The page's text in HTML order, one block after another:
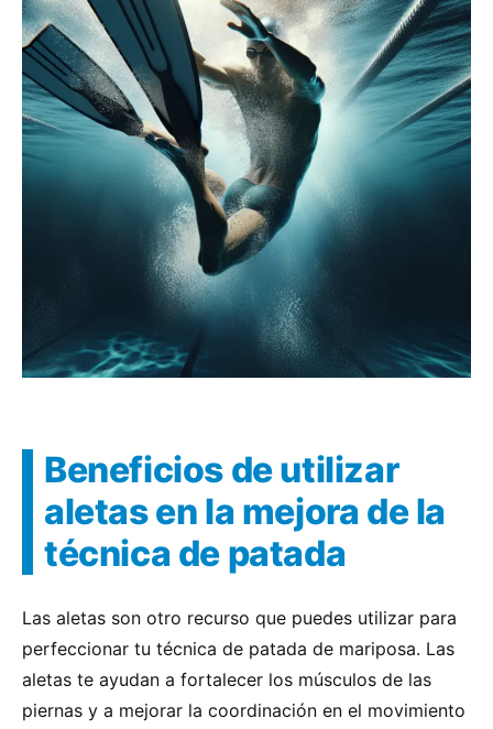
Beneficios de utilizar
aletas en la mejora de la
técnica de patada
Las aletas son otro recurso que puedes utilizar para
perfeccionar tu técnica de patada de mariposa. Las
aletas te ayudan a fortalecer los músculos de las
piernas y a mejorar la coordinación en el movimiento